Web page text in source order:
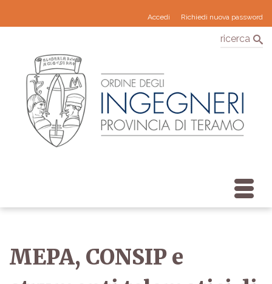
Accedi Richiedi nuova password
ricerca
MEPA, CONSIP e